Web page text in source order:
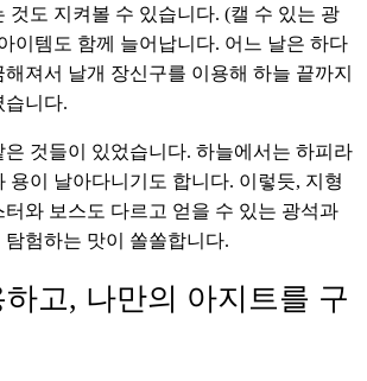
것도 지켜볼 수 있습니다. (캘 수 있는 광
이템도 함께 늘어납니다. 어느 날은 하다
져서 날개 장신구를 이용해 하늘 끝까지
습니다.
것들이 있었습니다. 하늘에서는 하피라
용이 날아다니기도 합니다. 이렇듯, 지형
와 보스도 다르고 얻을 수 있는 광석과
험하는 맛이 쏠쏠합니다.
고, 나만의 아지트를 구